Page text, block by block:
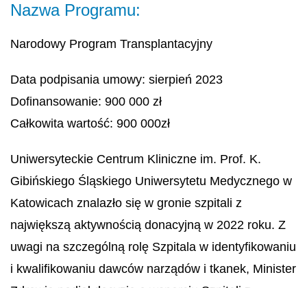
Nazwa Programu:
Narodowy Program Transplantacyjny
Data podpisania umowy: sierpień 2023
Dofinansowanie: 900 000 zł
Całkowita wartość: 900 000zł
Uniwersyteckie Centrum Kliniczne im. Prof. K.
Gibińskiego Śląskiego Uniwersytetu Medycznego w
Katowicach znalazło się w gronie szpitali z
największą aktywnością donacyjną w 2022 roku. Z
uwagi na szczególną rolę Szpitala w identyfikowaniu
i kwalifikowaniu dawców narządów i tkanek, Minister